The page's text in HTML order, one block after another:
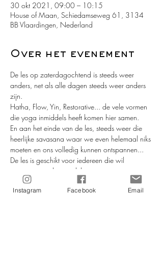
30 okt 2021, 09:00 – 10:15
House of Maan, Schiedamseweg 61, 3134
BB Vlaardingen, Nederland
Over het evenement
De les op zaterdagochtend is steeds weer
anders, net als alle dagen steeds weer anders
zijn.
Hatha, Flow, Yin, Restorative... de vele vormen
die yoga inmiddels heeft komen hier samen.
En aan het einde van de les, steeds weer die
heerlijke savasana waar we even helemaal niks
moeten en ons volledig kunnen ontspannen...
De les is geschikt voor iedereen die wil
genieten van de voordelen van yoga.
Er zijn geen vervolglessen, je kan dus
inspringen wanneer je wil.
Instagram Facebook Email